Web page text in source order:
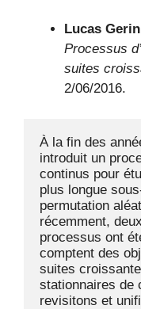
Lucas
Processus
suites
2/06/2016.
À la fin des
introduit un
continus pour
plus longue
permutation
récemment,
processus ont
comptent des
suites
stationnaires de
revisitons et